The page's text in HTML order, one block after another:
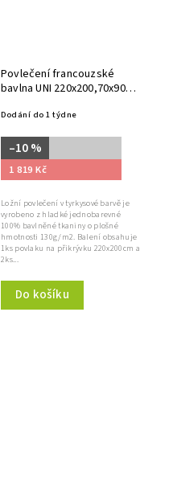
Povlečení francouzské
bavlna UNI 220x200,70x90
Dodání do 1 týdne
–10 %
1 819 Kč
Do košíku
Ložní povlečení v tyrkysové barvě je
vyrobeno z hladké jednobarevné
100% bavlněné tkaniny o plošné
hmotnosti 130g/m2. Balení obsahuje
1ks povlaku na přikrývku 220x200cm a
2ks...